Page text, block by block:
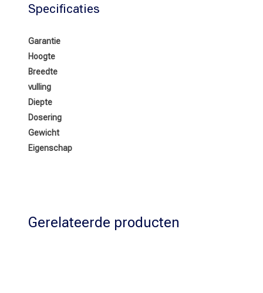
Specificaties
Garantie
Hoogte
Breedte
vulling
Diepte
Dosering
Gewicht
Eigenschap
Gerelateerde producten